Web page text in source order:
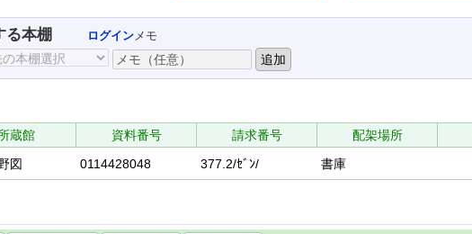
る本棚 ログインメモ
蔵館 資料番号 請求番号 配架場所
図 0114428048 377.2/ｾﾞﾝ/ 書庫